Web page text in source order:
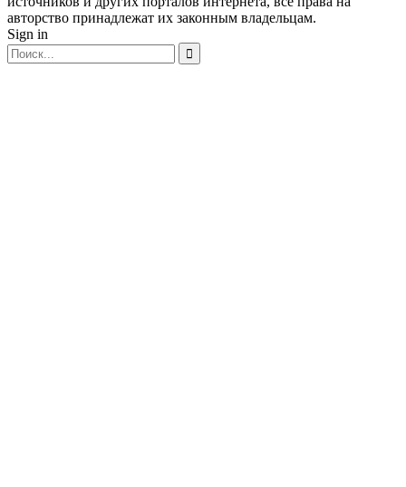
авторство принадлежат их законным владельцам.
Sign in